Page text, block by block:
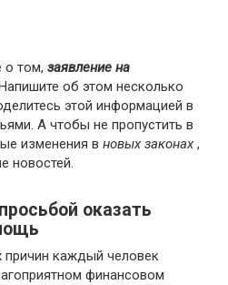
о том, заявление на
об этом несколько
этой информацией в
А чтобы не пропустить в
изменения в новых законах ,
новостей.
оказать
причин каждый человек
финансовом